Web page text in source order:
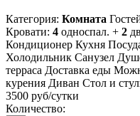
Категория: Комната
Кровати: 4 односпал. + 2
Кондиционер Кухня
Холодильник Санузел
терраса Доставка еды
курения Диван Стол и
3500 руб/сутки
Количество: